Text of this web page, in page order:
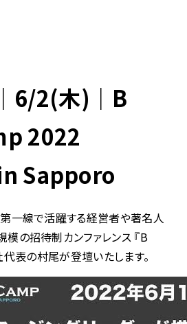
6/2(木)｜B
2022
Sapporo
一線で活躍する経営者や著名人
の招待制カンファレンス 『B
代表の村尾が登壇いたします。